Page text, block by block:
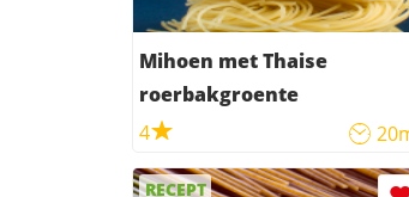
Mihoen met Thaise
roerbakgroente
4
RECEPT